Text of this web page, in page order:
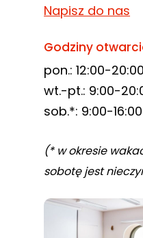
Napisz do nas
Godziny
pon.: 12:00-20:00
wt.-pt.: 9:00-
sob.*: 9:00-16:00
(* w okresie
sobotę jest